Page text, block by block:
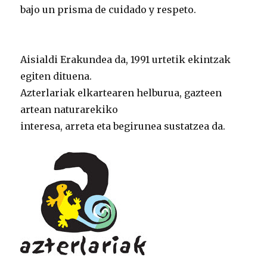
bajo un prisma de cuidado y respeto.
Aisialdi Erakundea da, 1991 urtetik ekintzak
egiten dituena.
Azterlariak elkartearen helburua, gazteen
artean naturarekiko
interesa, arreta eta begirunea sustatzea da.